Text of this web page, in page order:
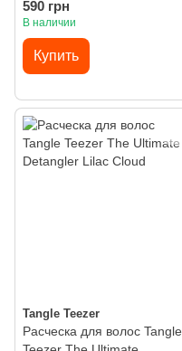
590 грн
В наличии
Купить
Tangle Teezer
Расческа для волос Tangle